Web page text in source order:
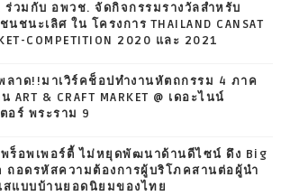
ร่วมกับ อพวช. จัดกิจกรรมรางวัลสำหรับ
นชนะเลิศ ใน โครงการ THAILAND CANSAT
COMPETITION 2020 และ 2021
ลาด!!มาเวิร์คช็อปทำงานหัตถกรรม 4 ภาค
ART & CRAFT MARKET @ เดอะไนน์
ตอร์ พระราม 9
ร็อพเพอร์ตี้ ไม่หยุดพัฒนาด้านดีไซน์ ดึง Big
ถอดรหัสความต้องการผู้บริโภคสานต่อผู้นำ
สแบบบ้านยอดนิยมของไทย